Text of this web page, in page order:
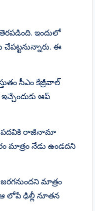
ఇందులో
ఈ
సీఎం కేజ్రీవాల్
ఆప్
పదవికి రాజీనామా
మాత్రం నేడు ఉండదని
మాత్రం
లోపే ఢిల్లీ నూతన